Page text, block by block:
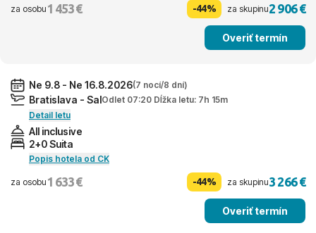
za osobu 1 453 € -44% za skupinu2 906 €
Overiť termín
Ne 9.8 - Ne 16.8.2026(7 nocí/8 dní)
Bratislava - SalOdlet 07:20 Dĺžka letu: 7h 15m
Detail letu
All inclusive
2+0 Suita
Popis hotela od CK
za osobu 1 633 € -44% za skupinu3 266 €
Overiť termín